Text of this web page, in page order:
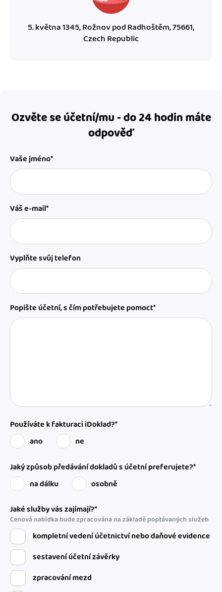
5. května 1345, Rožnov pod Radhoštěm, 75661,
Czech Republic
Ozvěte se účetní/mu - do 24 hodin máte
odpověď
Vaše jméno*
Váš e-mail*
Vyplňte svůj telefon
Popište účetní, s čím potřebujete pomoct*
Používáte k fakturaci iDoklad?*
ano
ne
Jaký způsob předávání dokladů s účetní preferujete?*
na dálku
osobně
Jaké služby vás zajímají?*
Cenová nabídka bude zpracována na základě poptávaných služeb
kompletní vedení účetnictví nebo daňové evidence
sestavení účetní závěrky
zpracování mezd